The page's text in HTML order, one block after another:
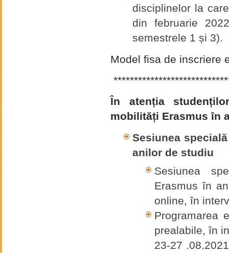
disciplinelor la
din februarie
semestrele 1 și 3).
Model fisa de inscriere
În atenția
mobilități Erasmus în
Sesiunea
anilor de studiu
Sesiunea
Erasmus în
online, în
Programarea
prealabile, în
23-27